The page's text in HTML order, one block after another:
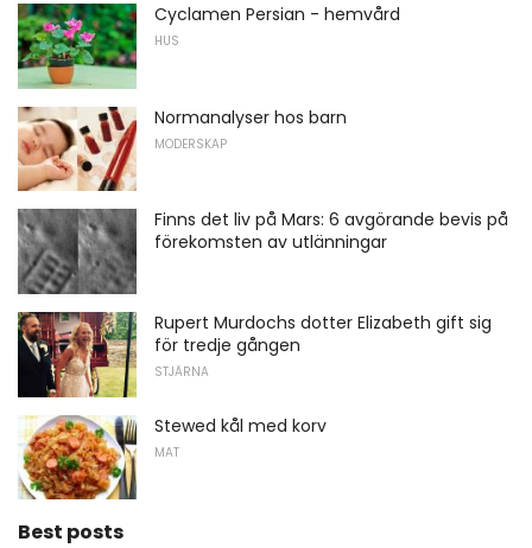
Cyclamen Persian - hemvård
HUS
Normanalyser hos barn
MODERSKAP
Finns det liv på Mars: 6 avgörande bevis på
förekomsten av utlänningar
Rupert Murdochs dotter Elizabeth gift sig
för tredje gången
STJÄRNA
Stewed kål med korv
MAT
Best posts